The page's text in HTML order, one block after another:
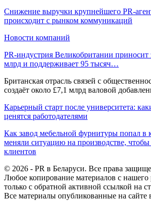
Снижение выручки крупнейшего PR-
происходит с рынком коммуникаций
Новости компаний
PR-индустрия Великобритании приносит
млрд и поддерживает 95 тысяч…
Британская отрасль связей с
создаёт около £7,1 млрд валовой
Карьерный старт после университета:
ценятся работодателями
Как завод мебельной фурнитуры попал в
меняли ситуацию на производстве,
клиентов
© 2026 - PR в Беларуси. Все права
Любое копирование материалов с нашего
только с обратной активной ссылкой на
Все материалы опубликованные на сайте